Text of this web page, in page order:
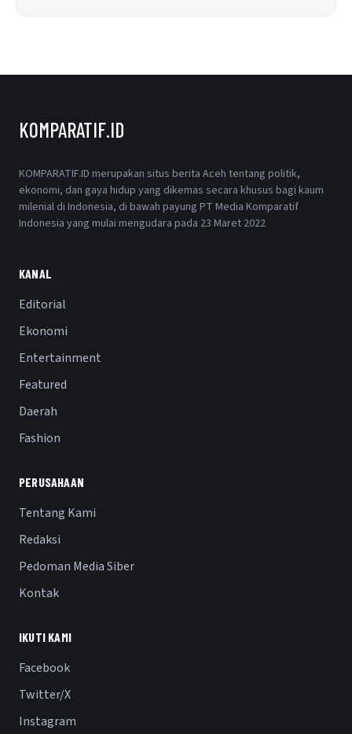
KOMPARATIF.ID
KOMPARATIF.ID merupakan situs berita Aceh tentang politik,
ekonomi, dan gaya hidup yang dikemas secara khusus bagi kaum
milenial di Indonesia, di bawah payung PT Media Komparatif
Indonesia yang mulai mengudara pada 23 Maret 2022
KANAL
Editorial
Ekonomi
Entertainment
Featured
Daerah
Fashion
PERUSAHAAN
Tentang Kami
Redaksi
Pedoman Media Siber
Kontak
IKUTI KAMI
Facebook
Twitter/X
Instagram